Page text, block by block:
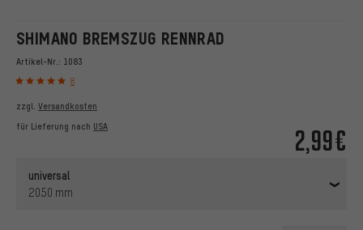
SHIMANO BREMSZUG RENNRAD
Artikel-Nr.: 1083
8
2,99€
zzgl. Versandkosten
für Lieferung nach USA
universal
2050 mm